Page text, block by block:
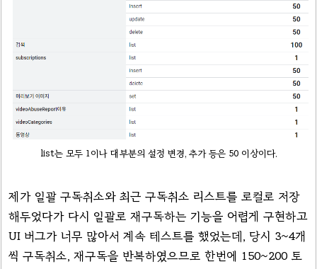
list는 모두 1이나 대부분의 설정 변경, 추가 등은 50 이상이다.
제가 일괄 구독취소와 최근 구독취소 리스트를 로컬로 저장
해두었다가 다시 일괄로 재구독하는 기능을 어렵게 구현하고
UI 버그가 너무 많아서 계속 테스트를 했었는데, 당시 3~4개
씩 구독취소, 재구독을 반복하였으므로 한번에 150~200 토